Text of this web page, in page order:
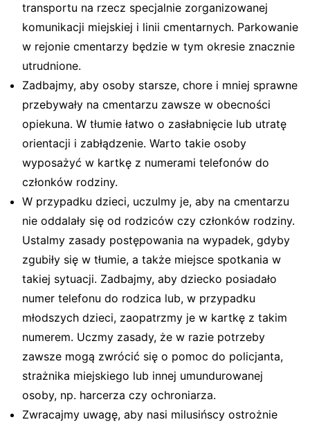
transportu na rzecz specjalnie zorganizowanej
komunikacji miejskiej i linii cmentarnych. Parkowanie
w rejonie cmentarzy będzie w tym okresie znacznie
utrudnione.
Zadbajmy, aby osoby starsze, chore i mniej sprawne
przebywały na cmentarzu zawsze w obecności
opiekuna. W tłumie łatwo o zasłabnięcie lub utratę
orientacji i zabłądzenie. Warto takie osoby
wyposażyć w kartkę z numerami telefonów do
członków rodziny.
W przypadku dzieci, uczulmy je, aby na cmentarzu
nie oddalały się od rodziców czy członków rodziny.
Ustalmy zasady postępowania na wypadek, gdyby
zgubiły się w tłumie, a także miejsce spotkania w
takiej sytuacji. Zadbajmy, aby dziecko posiadało
numer telefonu do rodzica lub, w przypadku
młodszych dzieci, zaopatrzmy je w kartkę z takim
numerem. Uczmy zasady, że w razie potrzeby
zawsze mogą zwrócić się o pomoc do policjanta,
strażnika miejskiego lub innej umundurowanej
osoby, np. harcerza czy ochroniarza.
Zwracajmy uwagę, aby nasi milusińscy ostrożnie